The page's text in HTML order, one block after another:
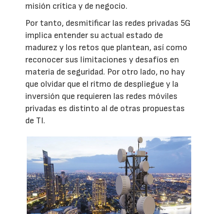
misión crítica y de negocio.
Por tanto, desmitificar las redes privadas 5G
implica entender su actual estado de
madurez y los retos que plantean, así como
reconocer sus limitaciones y desafíos en
materia de seguridad. Por otro lado, no hay
que olvidar que el ritmo de despliegue y la
inversión que requieren las redes móviles
privadas es distinto al de otras propuestas
de TI.